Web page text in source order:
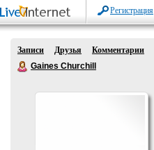
Регистрация
Записи Друзья
Комментарии
Gaines Churchill